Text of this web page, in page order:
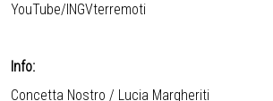
YouTube/INGVterremoti
Info:
Concetta Nostro / Lucia Margheriti